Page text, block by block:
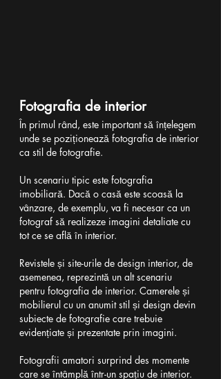
Fotografia de interior
În primul rând, este important să înțelegem
unde se poziționează fotografia de interior
ca stil de fotografie.
Un scenariu tipic este fotografia
imobiliară. Dacă o casă este scoasă la
vânzare, de exemplu, va fi necesar ca un
fotograf să realizeze imagini detaliate cu
tot ce se află în interior.
Revistele și site-urile de design interior, de
asemenea, reprezintă un alt scenariu
pentru fotografia de interior. Camerele și
mobilierul cu un anumit stil și design devin
subiecte de fotografie care trebuie
evidențiate și prezentate prin imagini.
Fotografii amatori surprind des momente
care se întâmplă într-un spațiu de interior.